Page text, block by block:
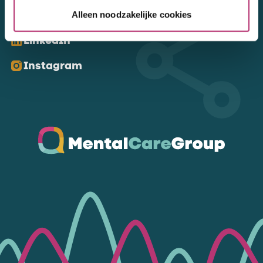
Alleen noodzakelijke cookies
Kom ons volgen
LinkedIn
Instagram